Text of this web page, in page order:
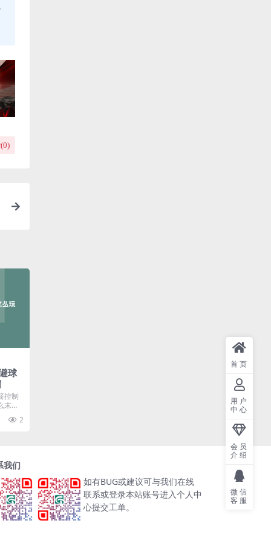
0)
球
控制
末日
2
我们
如有BUG或建议可与我们在线
联系或登录本站账号进入个人中
心提交工单。
首页
用户
中心
会员
介绍
微信
客服